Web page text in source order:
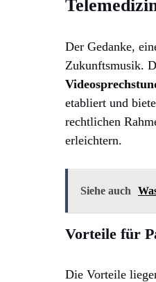
Der Gedanke,
Zukunftsmusik.
etabliert und
rechtlichen
erleichtern.
Siehe auch
Vorteile für
Die Vorteile